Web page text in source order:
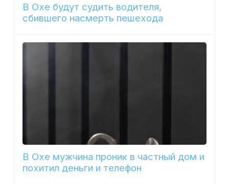
В Охе будут судить водителя,
сбившего насмерть пешехода
В Охе мужчина проник в частный дом и
похитил деньги и телефон